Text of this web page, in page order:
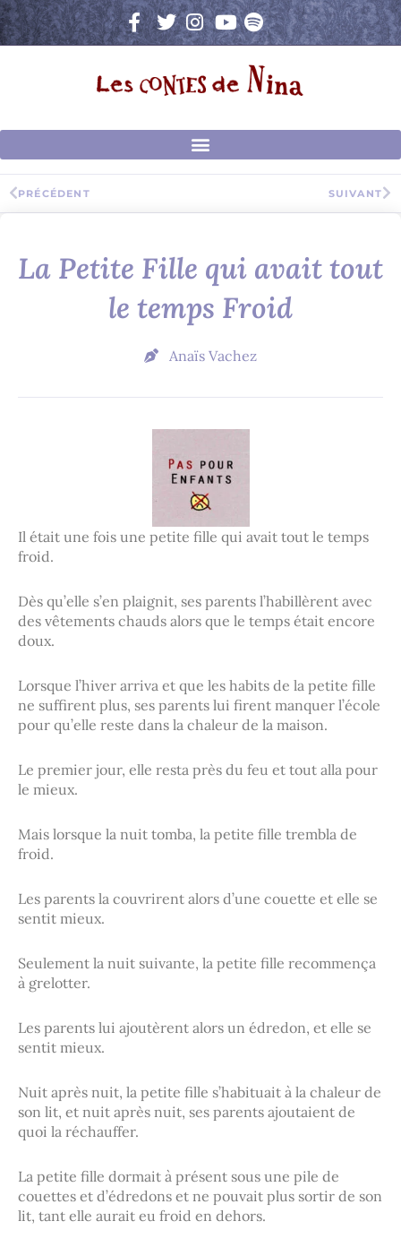
Aller
au
contenu
Précédent
PRÉCÉDENT SUIVANT
La Petite Fille qui avait tout
le temps Froid
Anaïs Vachez
Il était une fois une petite fille qui avait tout le temps
froid.
Dès qu’elle s’en plaignit, ses parents l’habillèrent avec
des vêtements chauds alors que le temps était encore
doux.
Lorsque l’hiver arriva et que les habits de la petite fille
ne suffirent plus, ses parents lui firent manquer l’école
pour qu’elle reste dans la chaleur de la maison.
Le premier jour, elle resta près du feu et tout alla pour
le mieux.
Mais lorsque la nuit tomba, la petite fille trembla de
froid.
Les parents la couvrirent alors d’une couette et elle se
sentit mieux.
Seulement la nuit suivante, la petite fille recommença
à grelotter.
Les parents lui ajoutèrent alors un édredon, et elle se
sentit mieux.
Nuit après nuit, la petite fille s’habituait à la chaleur de
son lit, et nuit après nuit, ses parents ajoutaient de
quoi la réchauffer.
La petite fille dormait à présent sous une pile de
couettes et d’édredons et ne pouvait plus sortir de son
lit, tant elle aurait eu froid en dehors.